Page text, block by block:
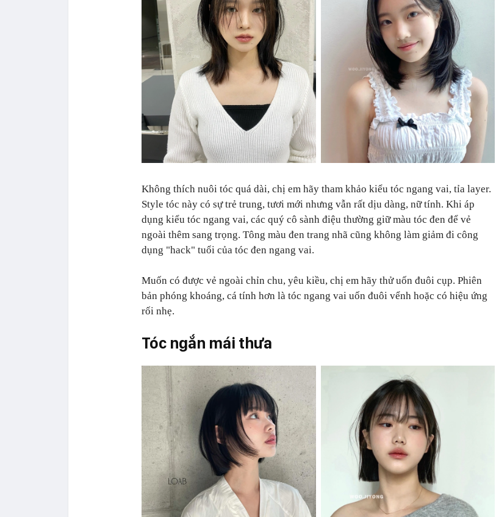
Không thích nuôi tóc quá dài, chị em hãy tham khảo kiểu tóc ngang vai, tỉa layer.
Style tóc này có sự trẻ trung, tươi mới nhưng vẫn rất dịu dàng, nữ tính. Khi áp
dụng kiểu tóc ngang vai, các quý cô sành điệu thường giữ màu tóc đen để vẻ
ngoài thêm sang trọng. Tông màu đen trang nhã cũng không làm giảm đi công
dụng "hack" tuổi của tóc đen ngang vai.
Muốn có được vẻ ngoài chỉn chu, yêu kiều, chị em hãy thử uốn đuôi cụp. Phiên
bản phóng khoáng, cá tính hơn là tóc ngang vai uốn đuôi vểnh hoặc có hiệu ứng
rối nhẹ.
Tóc ngắn mái thưa